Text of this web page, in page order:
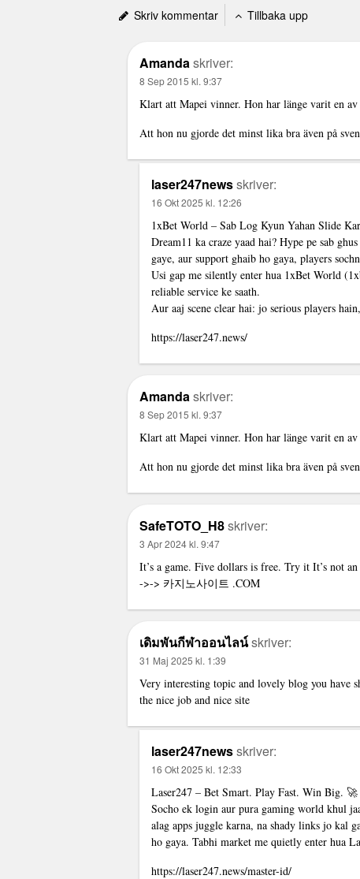
Skriv kommentar
Tillbaka upp
Amandaskriver:
8 Sep 2015 kl. 9:37
Klart att Mapei vinner. Hon har länge varit en av
Att hon nu gjorde det minst lika bra även på
laser247newsskriver:
16 Okt 2025 kl. 12:26
1xBet World – Sab Log Kyun Yahan Slide
Dream11 ka craze yaad hai? Hype pe sab
gaye, aur support ghaib ho gaya, players
Usi gap me silently enter hua 1xBet World
reliable service ke saath.
Aur aaj scene clear hai: jo serious players
https://laser247.news/
Amandaskriver:
8 Sep 2015 kl. 9:37
Klart att Mapei vinner. Hon har länge varit en av
Att hon nu gjorde det minst lika bra även på
SafeTOTO_H8skriver:
3 Apr 2024 kl. 9:47
It’s a game. Five dollars is free. Try it It’s not an
->-> 카지노사이트 .COM
เดิมพันกีฬาออนไลน์skriver:
31 Maj 2025 kl. 1:39
Very interesting topic and lovely blog you have
the nice job and nice site
laser247newsskriver:
16 Okt 2025 kl. 12:33
Laser247 – Bet Smart. Play Fast. Win Big. 🚀
Socho ek login aur pura gaming world khul
alag apps juggle karna, na shady links jo kal
ho gaya. Tabhi market me quietly enter hua
https://laser247.news/master-id/